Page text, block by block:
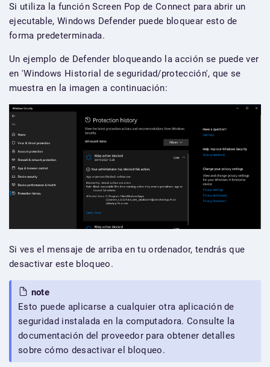
Si utiliza la función Screen Pop de Connect para abrir un
ejecutable, Windows Defender puede bloquear esto de
forma predeterminada.
Un ejemplo de Defender bloqueando la acción se puede ver
en 'Windows Historial de seguridad/protección', que se
muestra en la imagen a continuación:
Si ves el mensaje de arriba en tu ordenador, tendrás que
desactivar este bloqueo.
note
Esto puede aplicarse a cualquier otra aplicación de
seguridad instalada en la computadora. Consulte la
documentación del proveedor para obtener detalles
sobre cómo desactivar el bloqueo.